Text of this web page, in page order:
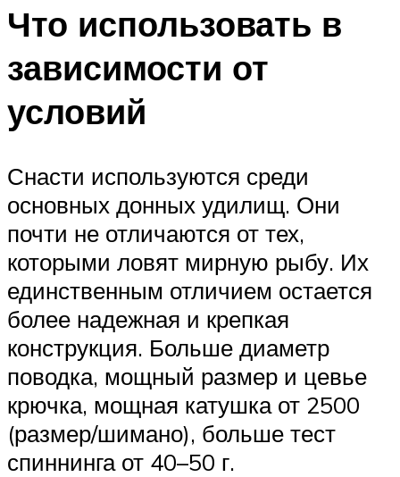
Что использовать в
зависимости от
условий
Снасти используются среди
основных донных удилищ. Они
почти не отличаются от тех,
которыми ловят мирную рыбу. Их
единственным отличием остается
более надежная и крепкая
конструкция. Больше диаметр
поводка, мощный размер и цевье
крючка, мощная катушка от 2500
(размер/шимано), больше тест
спиннинга от 40–50 г.